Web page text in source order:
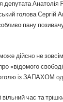
Анатолія
голова
пану
дійсно не
«відомого
із ЗАПАХОМ
час та